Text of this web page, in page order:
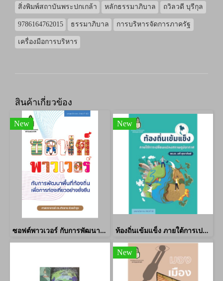
สิ่งพิมพ์สถาบันพระปกเกล้า หลักธรรมาภิบาล ถวิลวดี บุรีกุล
9786164762015 ธรรมาภิบาล การบริหารจัดการภาครัฐ
เครื่องมือการบริหาร
สินค้าเกี่ยวข้อง
New
ซอฟต์พาวเวอร์ กับการพัฒนาท้องถิ่นเพื่อการท่องเที่ยวที่ยั่งยืน
New
ท้องถิ่นเข้มแข็ง ภายใต้การเปลี่ยนแปลงสภาพภูมิอากาศ
New